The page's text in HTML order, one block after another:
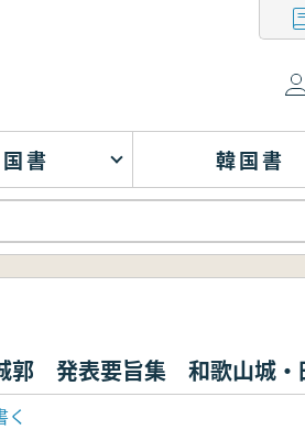
書 韓国書
郭 発表要旨集 和歌山城・
く